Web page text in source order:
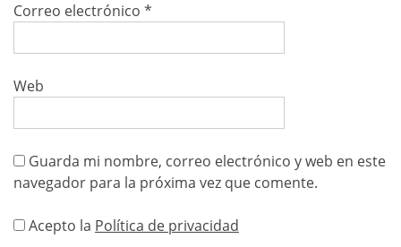
Correo electrónico *
Web
Guarda mi nombre, correo electrónico y web en este
navegador para la próxima vez que comente.
Acepto la Política de privacidad